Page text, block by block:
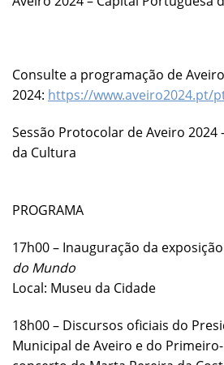
Consulte a programação de Aveiro
2024: https://www.aveiro2024.pt/
Sessão Protocolar de Aveiro 2024
da Cultura
PROGRAMA
17h00 – Inauguração da exposição
do Mundo
Local: Museu da Cidade
18h00 – Discursos oficiais do
Municipal de Aveiro e do